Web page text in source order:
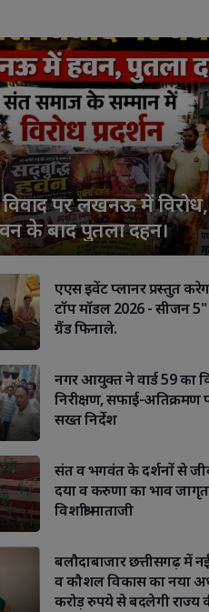
पर लखनऊ में विरोध,
के बाद पुतला दहन।
एएस इवेंट प्लानर प्रस्तुत
टॉप मॉडल 2026 - सीजन
ग्रैंड फिनाले.
नगर आयुक्त ने वार्ड 59 का
निरीक्षण, सफाई-अतिक्रमण
सख्त निर्देश
संत व भगवंत के दर्शनों से
दया व करुणा का भाव जागृत
विशाश्री माताजी
बलौदाबाजार छत्तीसगढ़ में
व कौशल विकास का नया
करोड़ रुपये से बदलेगी राज्य